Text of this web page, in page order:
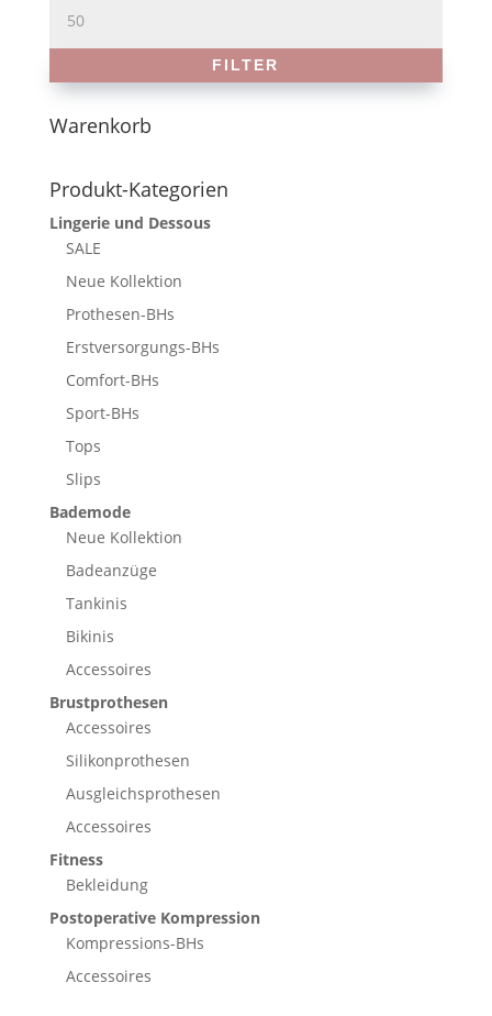
FILTER
Warenkorb
Produkt-Kategorien
Lingerie und Dessous
SALE
Neue Kollektion
Prothesen-BHs
Erstversorgungs-BHs
Comfort-BHs
Sport-BHs
Tops
Slips
Bademode
Neue Kollektion
Badeanzüge
Tankinis
Bikinis
Accessoires
Brustprothesen
Accessoires
Silikonprothesen
Ausgleichsprothesen
Accessoires
Fitness
Bekleidung
Postoperative Kompression
Kompressions-BHs
Accessoires